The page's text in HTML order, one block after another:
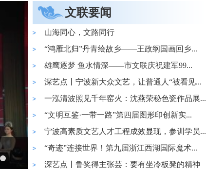
文联要闻
山海同心，文路同行
“鸿雁北归”丹青绘故乡——王政纲国画回乡...
雄鹰逐梦 鱼水情深——市文联庆祝建军99...
深艺点丨宁波新大众文艺，让普通人“被看见...
一泓清波照见千年窑火：沈燕荣秘色瓷作品展...
“文明互鉴·一带一路”第四届图形印创新实...
宁波高素质文艺人才工程成效显现，参训学员...
“奇迹”连接世界！第九届浙江西湖国际魔术...
深艺点丨鲁奖得主张芸：要有坐冷板凳的精神